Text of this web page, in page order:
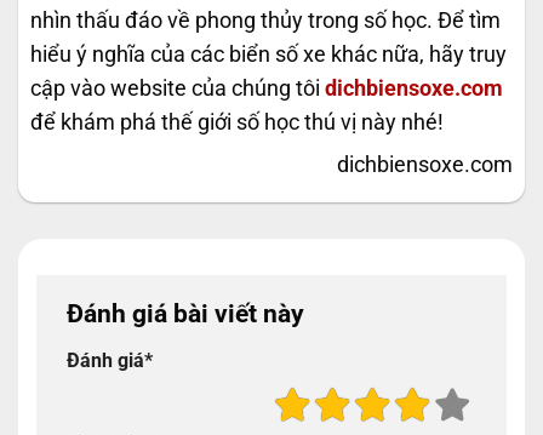
nhìn thấu đáo về phong thủy trong số học. Để tìm
hiểu ý nghĩa của các biển số xe khác nữa, hãy truy
cập vào website của chúng tôi dichbiensoxe.com
để khám phá thế giới số học thú vị này nhé!
dichbiensoxe.com
Đánh giá bài viết này
Đánh giá*